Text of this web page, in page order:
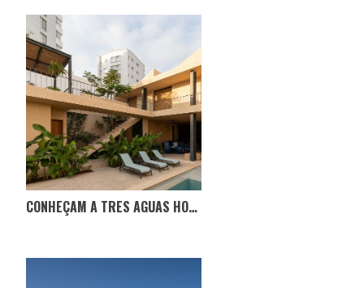
CONHEÇAM A TRES AGUAS HOUSE, NO EQUADOR